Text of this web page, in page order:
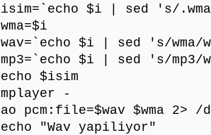
isim=`echo $i | sed 's/
wma=$i
wav=`echo $i | sed 's/wma/
mp3=`echo $i | sed 's/mp3/
echo $isim
mplayer -
ao pcm:file=$wav $wma
echo "Wav yapiliyor"